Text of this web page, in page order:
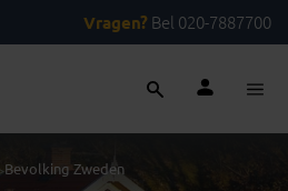
Vragen? Bel 020-7887700
Bevolking Zweden